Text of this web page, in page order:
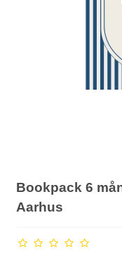
Bookpack 6
Aarhus